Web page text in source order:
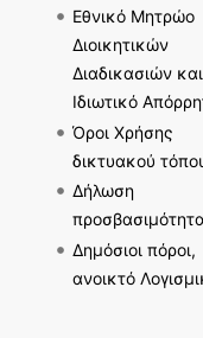
Εθνικό Μητρώο
Διοικητικών
Διαδικασιών και
Ιδιωτικό
Όροι Χρήσης
δικτυακού
Δήλωση
Δημόσιοι πόροι,
ανοικτό